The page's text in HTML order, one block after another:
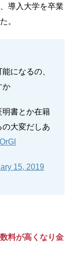
導入大学を卒業
。
になるの、
か
明書とか在籍
大変だしあ
15, 2019
料が高くなり金